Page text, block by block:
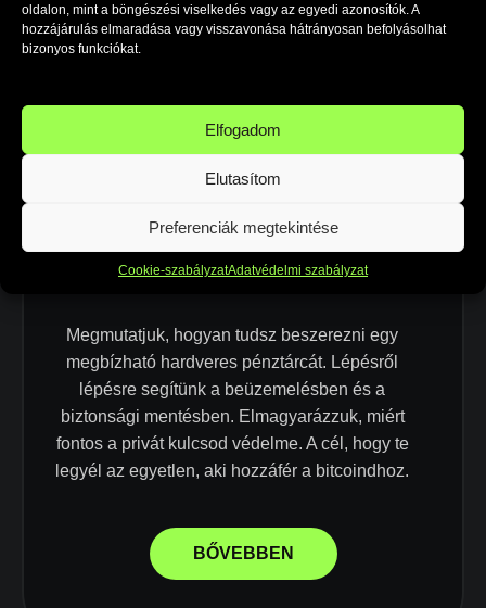
oldalon, mint a böngészési viselkedés vagy az egyedi azonosítók. A
hozzájárulás elmaradása vagy visszavonása hátrányosan befolyásolhat
bizonyos funkciókat.
Elfogadom
Elutasítom
Preferenciák megtekintése
Cookie-szabályzatAdatvédelmi szabályzat
02Hidegtárca beszerzése
és beállítása
Megmutatjuk, hogyan tudsz beszerezni egy
megbízható hardveres pénztárcát. Lépésről
lépésre segítünk a beüzemelésben és a
biztonsági mentésben. Elmagyarázzuk, miért
fontos a privát kulcsod védelme. A cél, hogy te
legyél az egyetlen, aki hozzáfér a bitcoindhoz.
BŐVEBBEN